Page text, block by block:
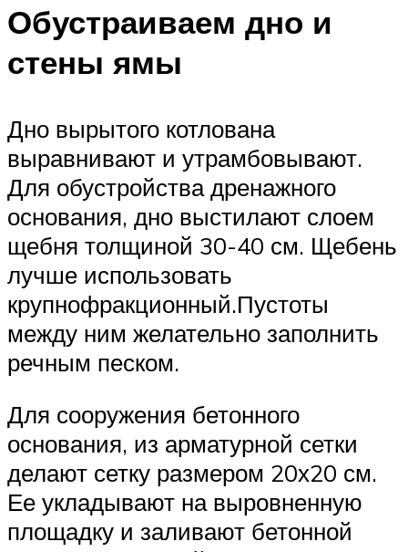
Обустраиваем дно и
стены ямы
Дно вырытого котлована
выравнивают и утрамбовывают.
Для обустройства дренажного
основания, дно выстилают слоем
щебня толщиной 30-40 см. Щебень
лучше использовать
крупнофракционный.Пустоты
между ним желательно заполнить
речным песком.
Для сооружения бетонного
основания, из арматурной сетки
делают сетку размером 20х20 см.
Ее укладывают на выровненную
площадку и заливают бетонной